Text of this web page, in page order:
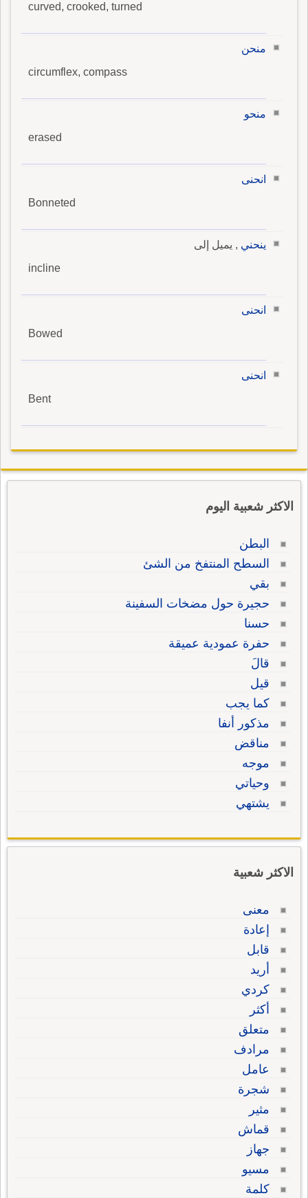
curved, crooked, turned
منحن
circumflex, compass
منحو
erased
انحنى
Bonneted
ينحني , يميل إلى
incline
انحنى
Bowed
انحنى
Bent
الاكثر شعبية اليوم
البطن
السطح المنتفخ من الشئ
بقي
حجيرة حول مضخات السفينة
حسنا
حفرة عمودية عميقة
قالَ
قيل
كما يجب
مذكور أنفا
مناقض
موجه
وحياتي
يشتهي
الاكثر شعبية
معنى
إعادة
قابل
أريد
كردي
أكثر
متعلق
مرادف
عامل
شجرة
مثير
قماش
جهاز
مسيو
كلمة